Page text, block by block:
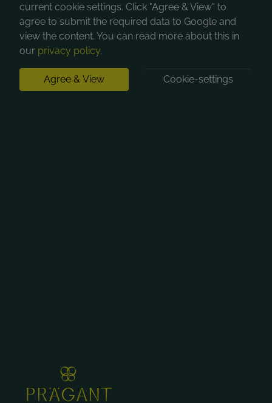
current cookie settings. Click "Agree & View" to
agree to submit the required data to Google and
view the content. You can read more about this in
our privacy policy.
Agree & View Cookie-settings